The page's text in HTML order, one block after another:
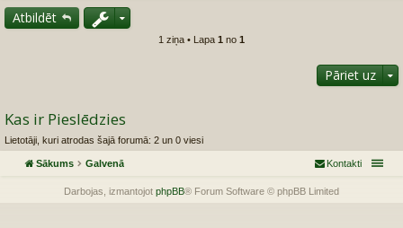
Atbildēt
1 ziņa • Lapa 1 no 1
Pāriet uz
Kas ir Pieslēdzies
Lietotāji, kuri atrodas šajā forumā: 2 un 0 viesi
Sākums Galvenā Kontakti
Darbojas, izmantojot phpBB® Forum Software © phpBB Limited